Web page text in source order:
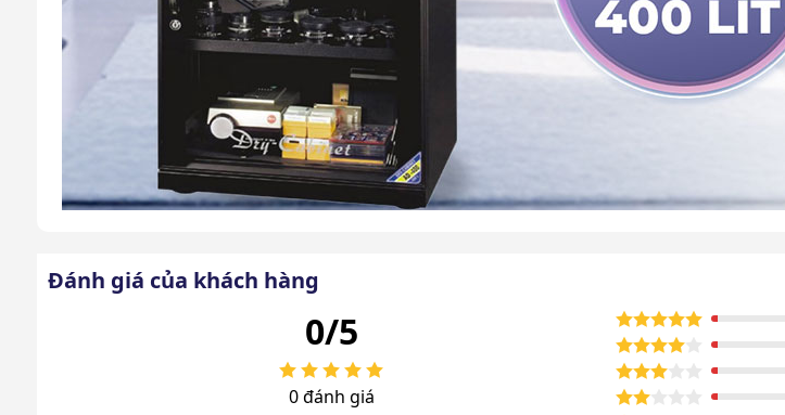
Những lý do nên đầu tư tủ chống ẩm Fujie AD400 (400 lít)
Tủ chống ẩm Fujie AD400 sẽ kéo dài tuổi thọ thiết bị của bạn, bởi:
Đánh giá của khách hàng
0/5
0 đánh giá